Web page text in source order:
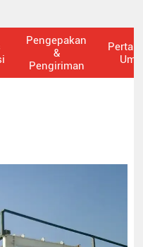
Pengepakan
&
Pengiriman